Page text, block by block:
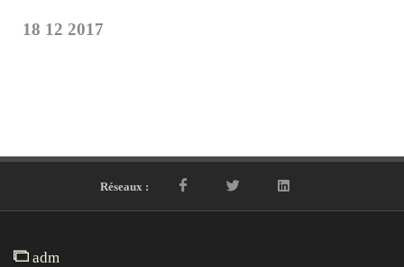
18 12 2017
Réseaux :
adm